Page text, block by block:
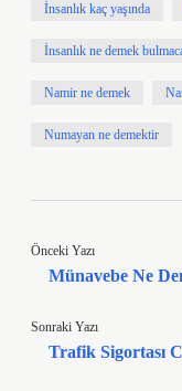
İnsanlık kaç yaşında
İnsanlık ne demek
Namir ne demek
Numayan ne demektir
Önceki Yazı
Münavebe Ne
Sonraki Yazı
Trafik Sigortası